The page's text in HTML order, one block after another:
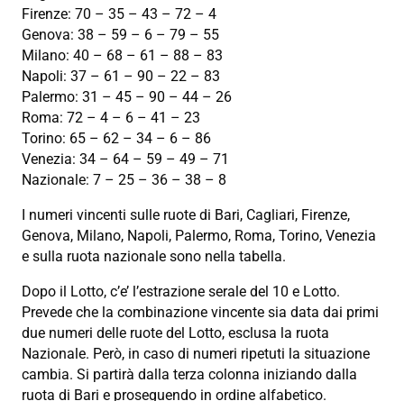
Firenze: 70 – 35 – 43 – 72 – 4
Genova: 38 – 59 – 6 – 79 – 55
Milano: 40 – 68 – 61 – 88 – 83
Napoli: 37 – 61 – 90 – 22 – 83
Palermo: 31 – 45 – 90 – 44 – 26
Roma: 72 – 4 – 6 – 41 – 23
Torino: 65 – 62 – 34 – 6 – 86
Venezia: 34 – 64 – 59 – 49 – 71
Nazionale: 7 – 25 – 36 – 38 – 8
I numeri vincenti sulle ruote di Bari, Cagliari, Firenze,
Genova, Milano, Napoli, Palermo, Roma, Torino, Venezia
e sulla ruota nazionale sono nella tabella.
Dopo il Lotto, c’e’ l’estrazione serale del 10 e Lotto.
Prevede che la combinazione vincente sia data dai primi
due numeri delle ruote del Lotto, esclusa la ruota
Nazionale. Però, in caso di numeri ripetuti la situazione
cambia. Si partirà dalla terza colonna iniziando dalla
ruota di Bari e proseguendo in ordine alfabetico.